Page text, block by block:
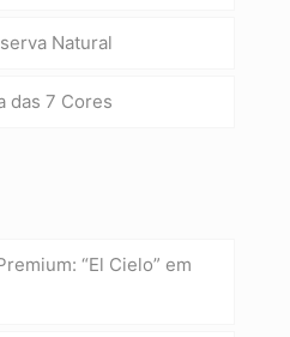
Natural
das 7 Cores
“El Cielo” em